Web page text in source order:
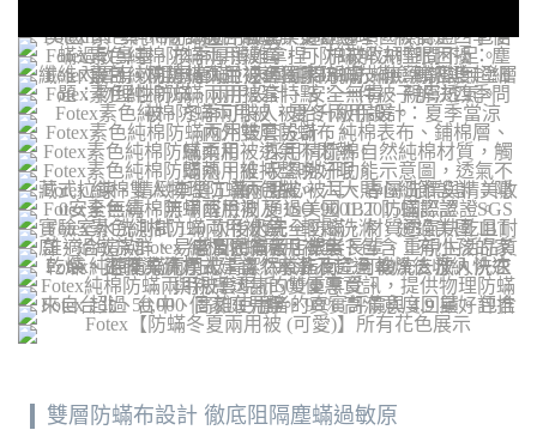
雙層防蟎布設計 徹底阻隔塵蟎過敏原